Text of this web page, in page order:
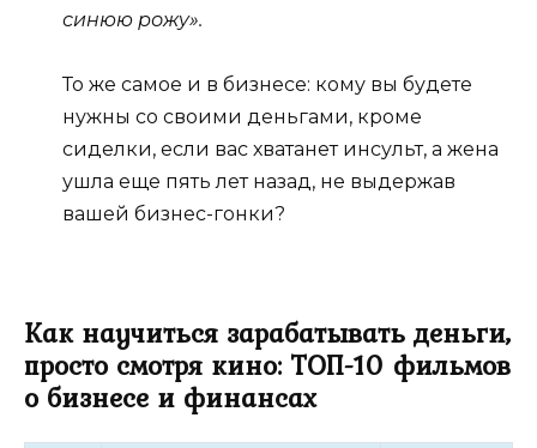
синюю рожу».
То же самое и в бизнесе: кому вы будете
нужны со своими деньгами, кроме
сиделки, если вас хватанет инсульт, а жена
ушла еще пять лет назад, не выдержав
вашей бизнес-гонки?
Как научиться зарабатывать деньги,
просто смотря кино: ТОП-10 фильмов
о бизнесе и финансах